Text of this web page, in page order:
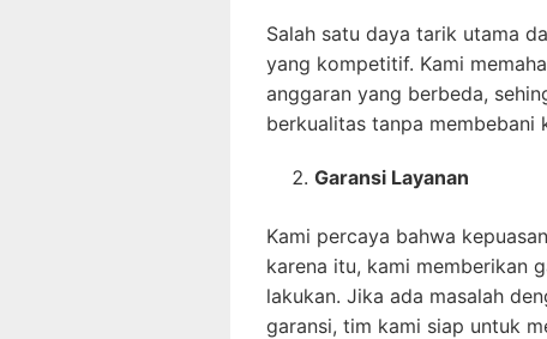
Salah satu daya tarik utama
yang kompetitif. Kami
anggaran yang berbeda,
berkualitas tanpa membebani
Garansi Layanan
Kami percaya bahwa
karena itu, kami memberikan
lakukan. Jika ada masalah
garansi, tim kami siap untuk